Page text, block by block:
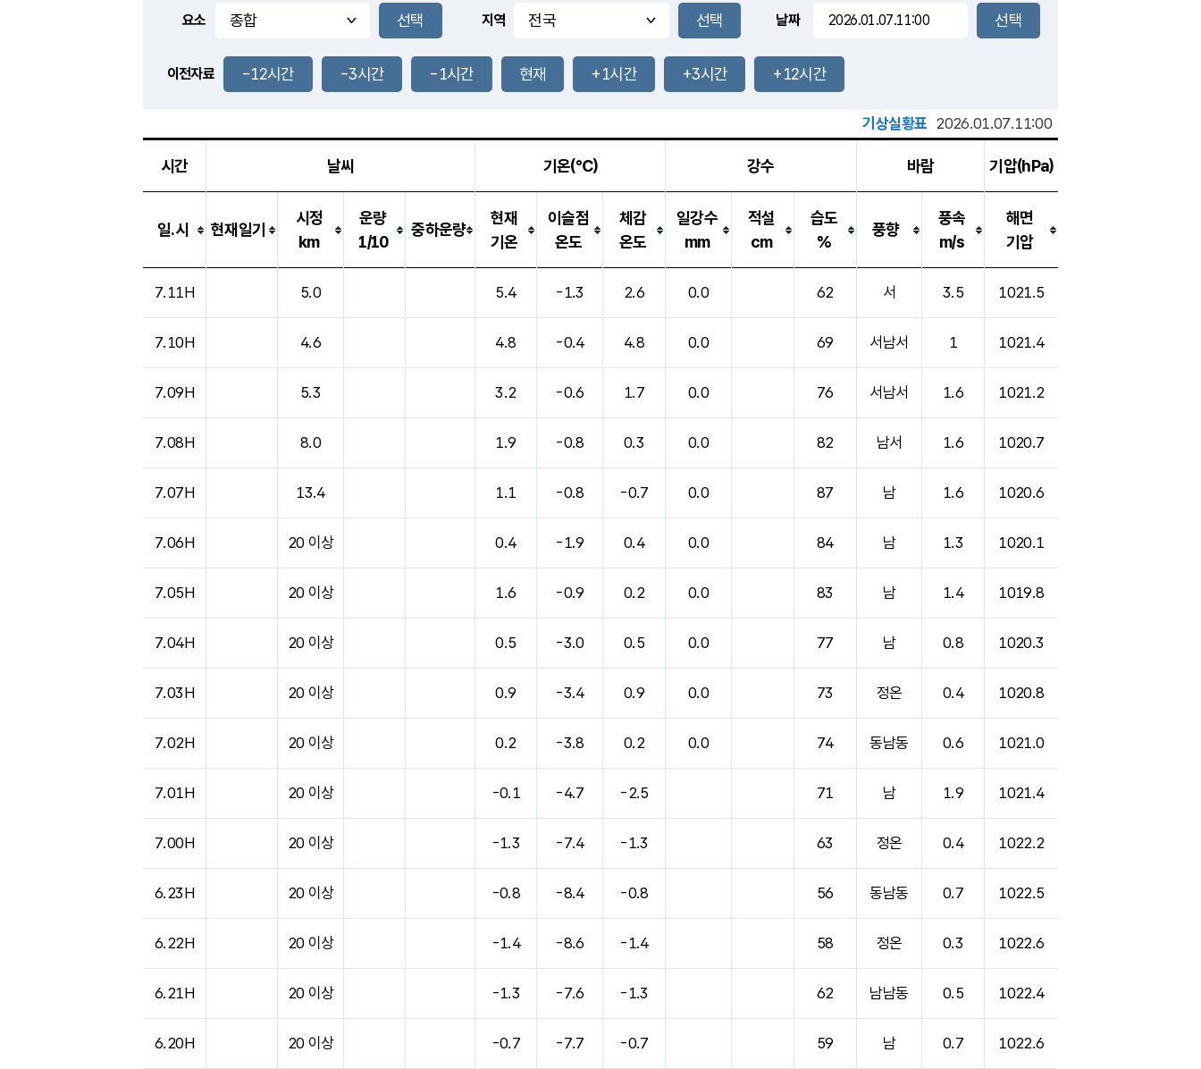
풍도
1.2m/s
0.5
9.0mm
-mm
장호원
24.9
℃
-
27.3℃
0.6m/s
-mm
-mm
요소 지역 날짜
이전자료 -12시간 -3시간 -1시간 현재 +1시간 +3시간 +12시간
기상실황표 2026.01.07.11:00
시간 날씨 기온(℃) 강수 바람 기압(hPa)
일.시 현재일기
시정
km
운량
1/10
중하운량
현재
기온
이슬점
온도
체감
온도
일강수
mm
적설
cm
습도
%
풍향
풍속
m/s
해면
기압
7.11H 5.0 5.4 -1.3 2.6 0.0 62 서 3.5 1021.5
7.10H 4.6 4.8 -0.4 4.8 0.0 69 서남서 1 1021.4
7.09H 5.3 3.2 -0.6 1.7 0.0 76 서남서 1.6 1021.2
7.08H 8.0 1.9 -0.8 0.3 0.0 82 남서 1.6 1020.7
7.07H 13.4 1.1 -0.8 -0.7 0.0 87 남 1.6 1020.6
7.06H 20 이상 0.4 -1.9 0.4 0.0 84 남 1.3 1020.1
7.05H 20 이상 1.6 -0.9 0.2 0.0 83 남 1.4 1019.8
7.04H 20 이상 0.5 -3.0 0.5 0.0 77 남 0.8 1020.3
7.03H 20 이상 0.9 -3.4 0.9 0.0 73 정온 0.4 1020.8
7.02H 20 이상 0.2 -3.8 0.2 0.0 74 동남동 0.6 1021.0
7.01H 20 이상 -0.1 -4.7 -2.5 71 남 1.9 1021.4
7.00H 20 이상 -1.3 -7.4 -1.3 63 정온 0.4 1022.2
6.23H 20 이상 -0.8 -8.4 -0.8 56 동남동 0.7 1022.5
6.22H 20 이상 -1.4 -8.6 -1.4 58 정온 0.3 1022.6
6.21H 20 이상 -1.3 -7.6 -1.3 62 남남동 0.5 1022.4
6.20H 20 이상 -0.7 -7.7 -0.7 59 남 0.7 1022.6